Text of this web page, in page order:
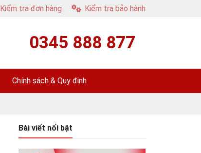
Kiểm tra đơn hàng Kiểm tra bảo hành
0345 888 877
Chính sách & Quy định
Bài viết nổi bật